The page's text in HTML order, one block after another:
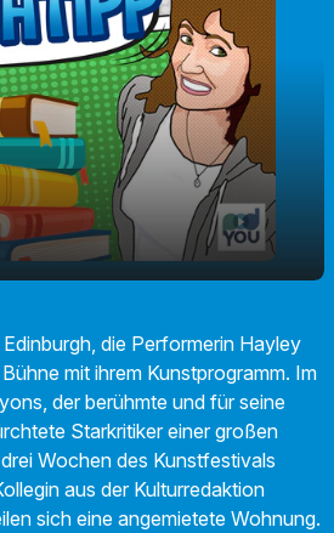
01:35
die Performerin Hayley
mit ihrem Kunstprogramm. Im
der berühmte und für seine
Starkritiker einer großen
Wochen des Kunstfestivals
aus der Kulturredaktion
sich eine angemietete Wohnung.